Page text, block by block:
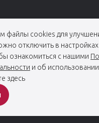
файлы cookies для
отключить в
ознакомиться с нашими
и об использовании
здесь
клиника Едранова
гиперссылка на edranov.ru
House